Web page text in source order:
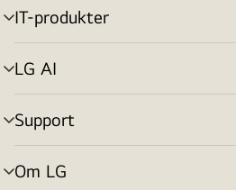
IT-produkter
menyväxling
LG AI
menyväxling
Support
menyväxling
Om LG
menyväxling